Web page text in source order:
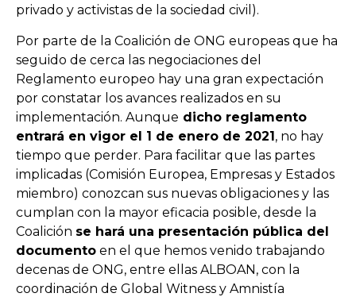
privado y activistas de la sociedad civil).
Por parte de la Coalición de ONG europeas que ha
seguido de cerca las negociaciones del
Reglamento europeo hay una gran expectación
por constatar los avances realizados en su
implementación. Aunque dicho reglamento
entrará en vigor el 1 de enero de 2021, no hay
tiempo que perder. Para facilitar que las partes
implicadas (Comisión Europea, Empresas y Estados
miembro) conozcan sus nuevas obligaciones y las
cumplan con la mayor eficacia posible, desde la
Coalición se hará una presentación pública del
documento en el que hemos venido trabajando
decenas de ONG, entre ellas ALBOAN, con la
coordinación de Global Witness y Amnistía